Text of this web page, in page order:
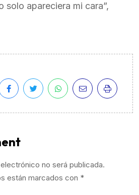
solo apareciera mi cara”,
no será publicada.
están marcados con *